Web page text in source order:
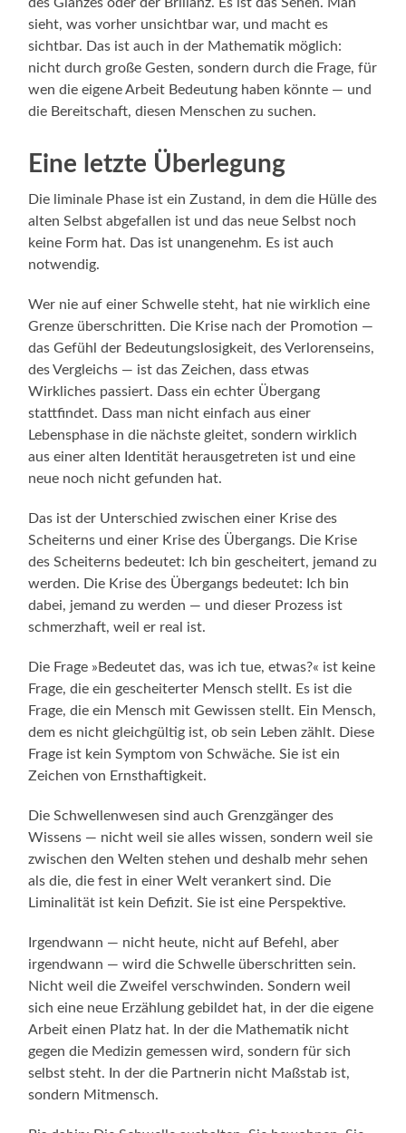
des Glanzes oder der Brillanz. Es ist das Sehen. Man
sieht, was vorher unsichtbar war, und macht es
sichtbar. Das ist auch in der Mathematik möglich:
nicht durch große Gesten, sondern durch die Frage, für
wen die eigene Arbeit Bedeutung haben könnte — und
die Bereitschaft, diesen Menschen zu suchen.
Eine letzte Überlegung
Die liminale Phase ist ein Zustand, in dem die Hülle des
alten Selbst abgefallen ist und das neue Selbst noch
keine Form hat. Das ist unangenehm. Es ist auch
notwendig.
Wer nie auf einer Schwelle steht, hat nie wirklich eine
Grenze überschritten. Die Krise nach der Promotion —
das Gefühl der Bedeutungslosigkeit, des Verlorenseins,
des Vergleichs — ist das Zeichen, dass etwas
Wirkliches passiert. Dass ein echter Übergang
stattfindet. Dass man nicht einfach aus einer
Lebensphase in die nächste gleitet, sondern wirklich
aus einer alten Identität herausgetreten ist und eine
neue noch nicht gefunden hat.
Das ist der Unterschied zwischen einer Krise des
Scheiterns und einer Krise des Übergangs. Die Krise
des Scheiterns bedeutet: Ich bin gescheitert, jemand zu
werden. Die Krise des Übergangs bedeutet: Ich bin
dabei, jemand zu werden — und dieser Prozess ist
schmerzhaft, weil er real ist.
Die Frage »Bedeutet das, was ich tue, etwas?« ist keine
Frage, die ein gescheiterter Mensch stellt. Es ist die
Frage, die ein Mensch mit Gewissen stellt. Ein Mensch,
dem es nicht gleichgültig ist, ob sein Leben zählt. Diese
Frage ist kein Symptom von Schwäche. Sie ist ein
Zeichen von Ernsthaftigkeit.
Die Schwellenwesen sind auch Grenzgänger des
Wissens — nicht weil sie alles wissen, sondern weil sie
zwischen den Welten stehen und deshalb mehr sehen
als die, die fest in einer Welt verankert sind. Die
Liminalität ist kein Defizit. Sie ist eine Perspektive.
Irgendwann — nicht heute, nicht auf Befehl, aber
irgendwann — wird die Schwelle überschritten sein.
Nicht weil die Zweifel verschwinden. Sondern weil
sich eine neue Erzählung gebildet hat, in der die eigene
Arbeit einen Platz hat. In der die Mathematik nicht
gegen die Medizin gemessen wird, sondern für sich
selbst steht. In der die Partnerin nicht Maßstab ist,
sondern Mitmensch.